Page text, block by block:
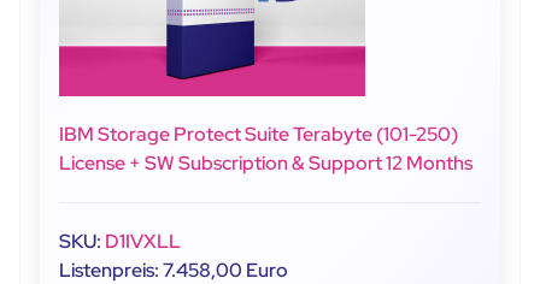
IBM Storage Protect Suite Terabyte (101-250)
License + SW Subscription & Support 12 Months
SKU: D1IVXLL
Listenpreis: 7.458,00 Euro